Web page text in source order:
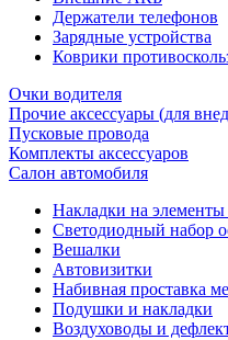
Держатели телефонов
Зарядные устройства
Коврики
Очки водителя
Прочие аксессуары (для
Пусковые провода
Комплекты аксессуаров
Салон автомобиля
Накладки на элементы
Светодиодный набор
Вешалки
Автовизитки
Набивная проставка
Подушки и накладки
Воздуховоды и